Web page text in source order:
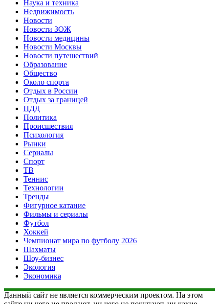
Наука и техника
Недвижимость
Новости
Новости ЗОЖ
Новости медицины
Новости Москвы
Новости путешествий
Образование
Общество
Около спорта
Отдых в России
Отдых за границей
ПДД
Политика
Происшествия
Психология
Рынки
Сериалы
Спорт
ТВ
Теннис
Технологии
Тренды
Фигурное катание
Фильмы и сериалы
Футбол
Хоккей
Чемпионат мира по футболу 2026
Шахматы
Шоу-бизнес
Экология
Экономика
Данный сайт не является коммерческим проектом. На этом